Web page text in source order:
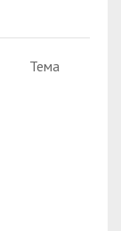
Тема